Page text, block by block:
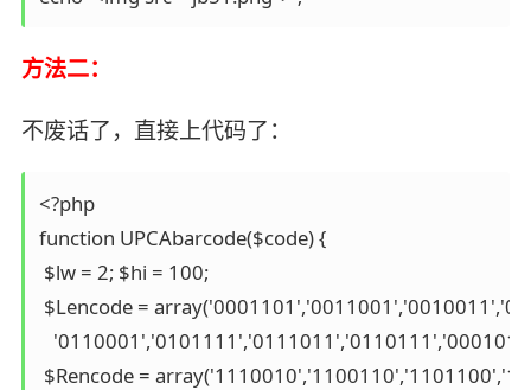
方法二：
不废话了，直接上代码了：
<?php
function UPCAbarcode($code) {
$lw = 2; $hi = 100;
$Lencode =
$Rencode =